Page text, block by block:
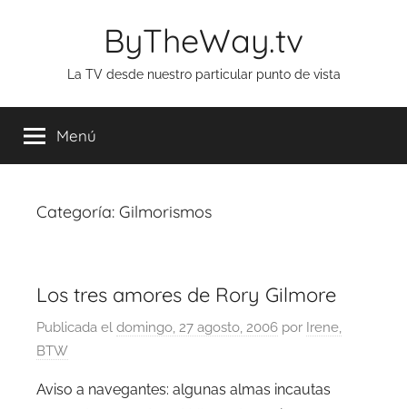
ByTheWay.tv
La TV desde nuestro particular punto de vista
Menú
Categoría: Gilmorismos
Los tres amores de Rory Gilmore
Publicada el domingo, 27 agosto, 2006 por Irene,
BTW
Aviso a navegantes: algunas almas incautas